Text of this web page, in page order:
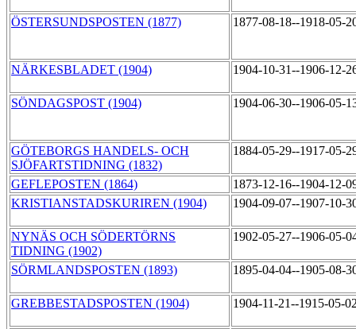
ÖSTERSUNDSPOSTEN (1877) 1877-08-18--1918-05-
NÄRKESBLADET (1904) 1904-10-31--1906-12-
SÖNDAGSPOST (1904) 1904-06-30--1906-05-
GÖTEBORGS HANDELS- OCH
SJÖFARTSTIDNING (1832)
1884-05-29--1917-05-
GEFLEPOSTEN (1864)
1873-12-16--1904-12-
KRISTIANSTADSKURIREN (1904)
1904-09-07--1907-10-
NYNÄS OCH SÖDERTÖRNS
TIDNING (1902)
1902-05-27--1906-05-
SÖRMLANDSPOSTEN (1893) 1895-04-04--1905-08-
GREBBESTADSPOSTEN (1904) 1904-11-21--1915-05-